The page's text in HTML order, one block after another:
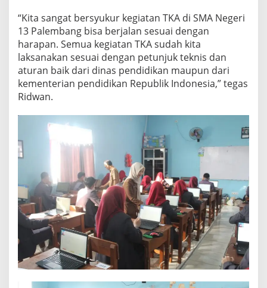
“Kita sangat bersyukur kegiatan TKA di SMA Negeri
13 Palembang bisa berjalan sesuai dengan
harapan. Semua kegiatan TKA sudah kita
laksanakan sesuai dengan petunjuk teknis dan
aturan baik dari dinas pendidikan maupun dari
kementerian pendidikan Republik Indonesia,” tegas
Ridwan.